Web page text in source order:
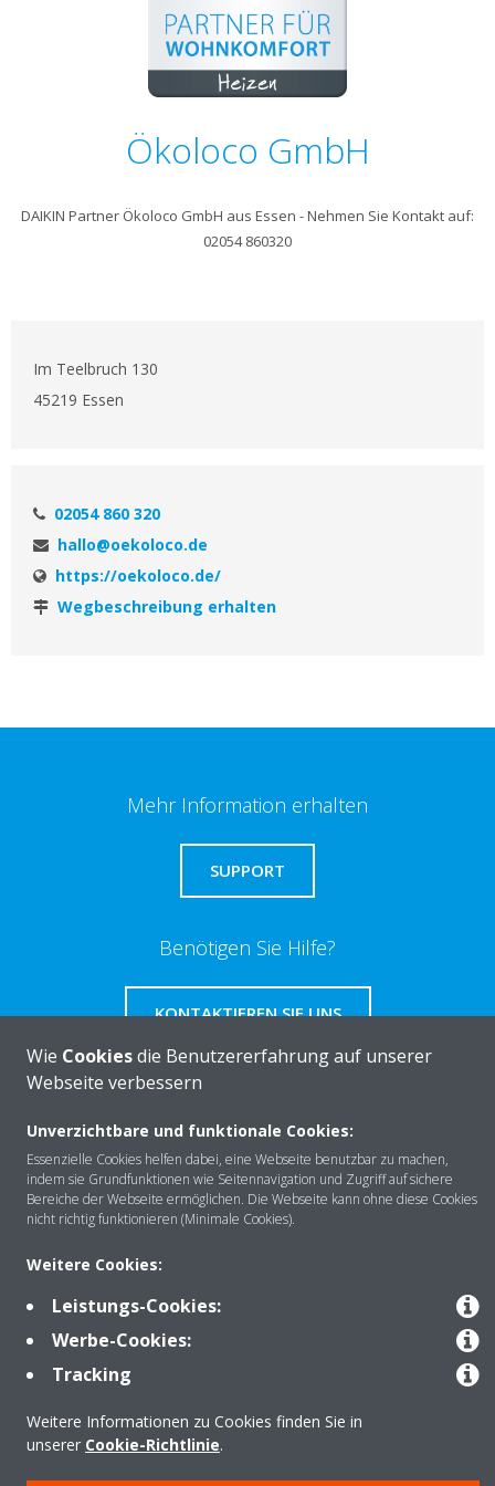
Ökoloco GmbH
DAIKIN Partner Ökoloco GmbH aus Essen - Nehmen Sie Kontakt auf:
02054 860320
Im Teelbruch 130
45219 Essen
02054 860 320
hallo@oekoloco.de
https://oekoloco.de/
Wegbeschreibung erhalten
Mehr Information erhalten
SUPPORT
Benötigen Sie Hilfe?
KONTAKTIEREN SIE UNS
Über DAIKIN
Anwendungsbereiche
Kontakt
Copyright © Daikin
Wie Cookiesdie Benutzererfahrung auf unserer
Webseite verbessern
Unverzichtbare und funktionale Cookies:
Essenzielle Cookies helfen dabei, eine Webseite benutzbar zu machen,
indem sie Grundfunktionen wie Seitennavigation und Zugriff auf sichere
Bereiche der Webseite ermöglichen. Die Webseite kann ohne diese Cookies
nicht richtig funktionieren (Minimale Cookies).
Weitere Cookies:
Leistungs-Cookies:
Werbe-Cookies:
Tracking
Weitere Informationen zu Cookies finden Sie in
unserer Cookie-Richtlinie.